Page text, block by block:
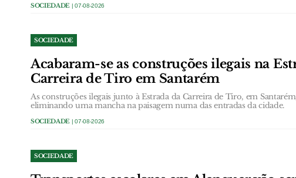
SOCIEDADE | 07-08-2026
SOCIEDADE
Acabaram-se as construções ilegais na
Carreira de Tiro em Santarém
As construções ilegais junto à Estrada da Carreira de Tiro, em
eliminando uma mancha na paisagem numa das entradas da cidade.
SOCIEDADE | 07-08-2026
SOCIEDADE